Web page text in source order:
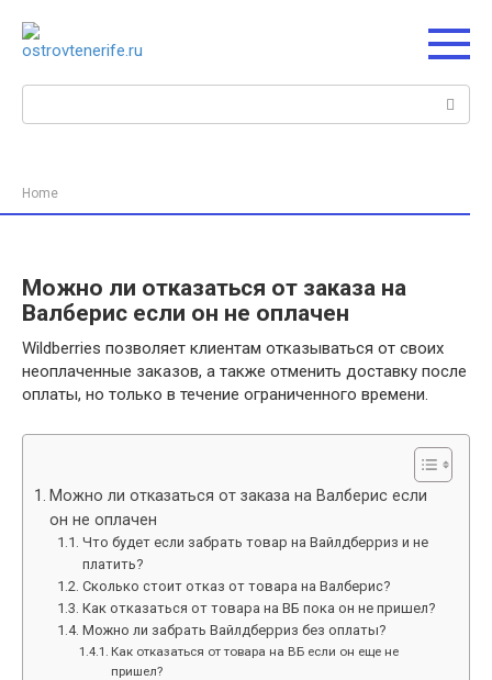
контенту
Поиск:
Home
Можно ли отказаться от заказа на
Валберис если он не оплачен
Wildberries позволяет клиентам отказываться от своих
неоплаченные заказов, а также отменить доставку после
оплаты, но только в течение ограниченного времени.
Можно ли отказаться от заказа на Валберис если
он не оплачен
Что будет если забрать товар на Вайлдберриз и не
платить?
Сколько стоит отказ от товара на Валберис?
Как отказаться от товара на ВБ пока он не пришел?
Можно ли забрать Вайлдберриз без оплаты?
Как отказаться от товара на ВБ если он еще не
пришел?